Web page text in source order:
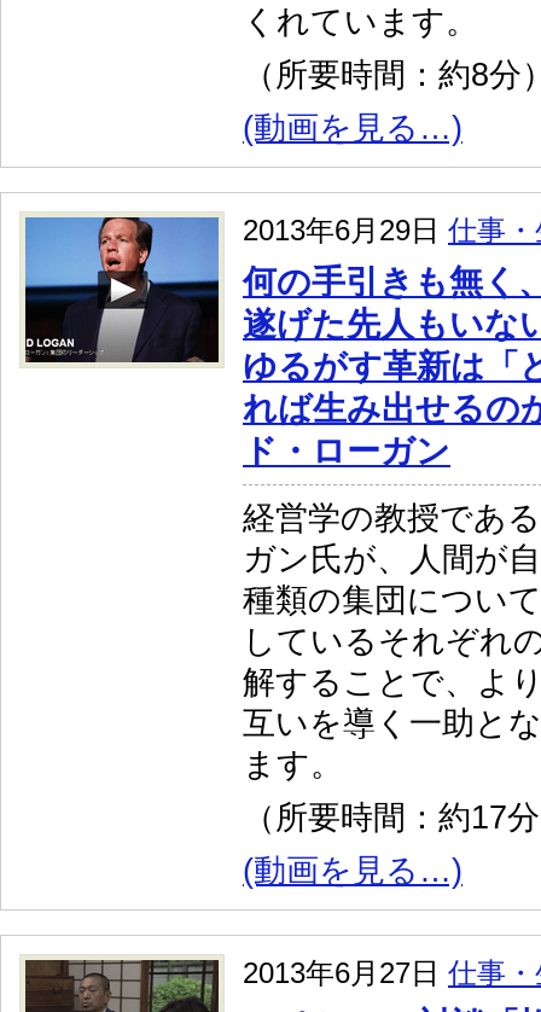
くれています。
（所要時間：約8分
(動画を見る…)
2013年6月29日 仕事
何の手引きも無く
遂げた先人もいな
ゆるがす革新は「
れば生み出せるの
ド・ローガン
経営学の教授であ
ガン氏が、人間が
種類の集団につい
しているそれぞれ
解することで、よ
互いを導く一助と
ます。
（所要時間：約17
(動画を見る…)
2013年6月27日 仕事